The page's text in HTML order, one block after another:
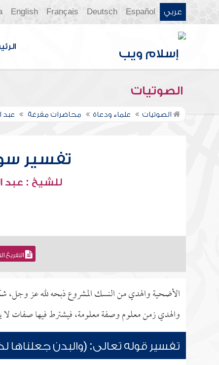
عربي Español
Deutsch
Français
English
الصوتيات
الصوتيات علماء ودعاة محاضرات مفرغة عبد
تفسير
للشيخ : عبد
التفريغ
الأضحية والهدي من النسك المشروع ذبحه لله عز وجل،
والهدي زمن معلوم وصفة معلومة، فيشترط فيها صفات لا
تفسير قوله تعالى: (والبدن جعلناها